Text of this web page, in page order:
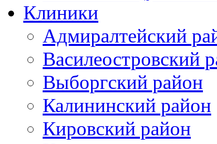
Клиники
Адмиралтейский
Василеостровский
Выборгский район
Калининский район
Кировский район